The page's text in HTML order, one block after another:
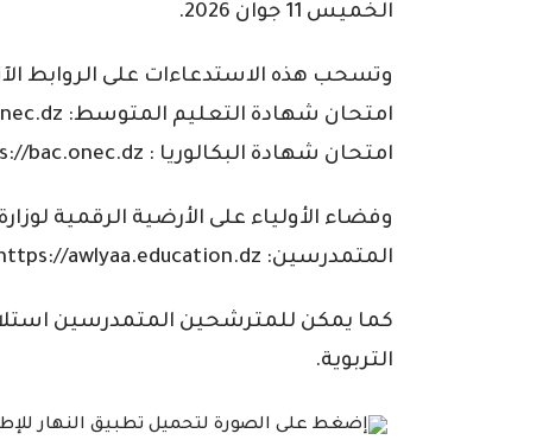
الخميس 11 جوان 2026.
وتسحب هذه الاستدعاءات على الروابط
امتحان شهادة التعليم المتوسط: https://bem.onec.dz
امتحان شهادة البكالوريا : https://bac.onec.dz
وفضاء الأولياء على الأرضية الرقمية
المتمدرسين: https://awlyaa.education.dz
كما يمكن للمترشحين المتمدرسين
التربوية.